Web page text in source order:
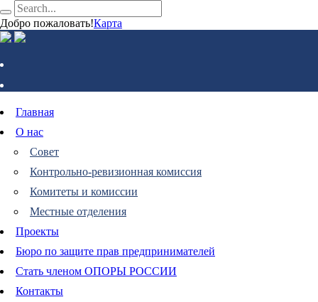
Добро пожаловать!Карта
Главная
О нас
Совет
Контрольно-ревизионная комиссия
Комитеты и комиссии
Местные отделения
Проекты
Бюро по защите прав предпринимателей
Стать членом ОПОРЫ РОССИИ
Контакты